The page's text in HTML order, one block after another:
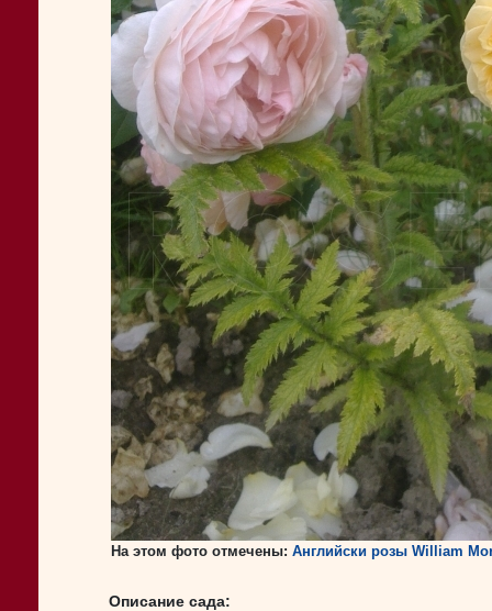
На этом фото отмечены: Английски розы William
Описание сада: